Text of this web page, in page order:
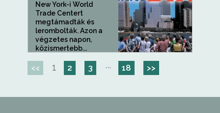
New York-i World
Trade Centert
megtámadták és
lerombolták. Azon a
végzetes napon,
közismertebb...
<< 1 2 3 ··· 18 >>